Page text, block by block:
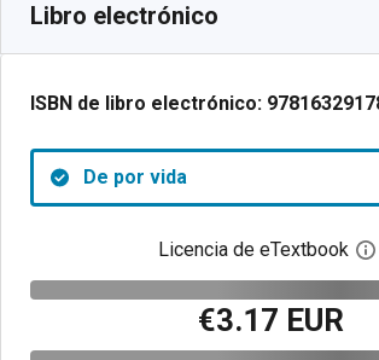
Libro electrónico
ISBN de libro electrónico:
De por vida
Licencia de eTextbook
€3.17 EUR